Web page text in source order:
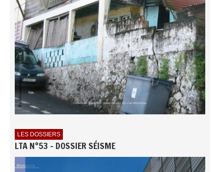
LES DOSSIERS
LTA N°53 - DOSSIER SÉISME